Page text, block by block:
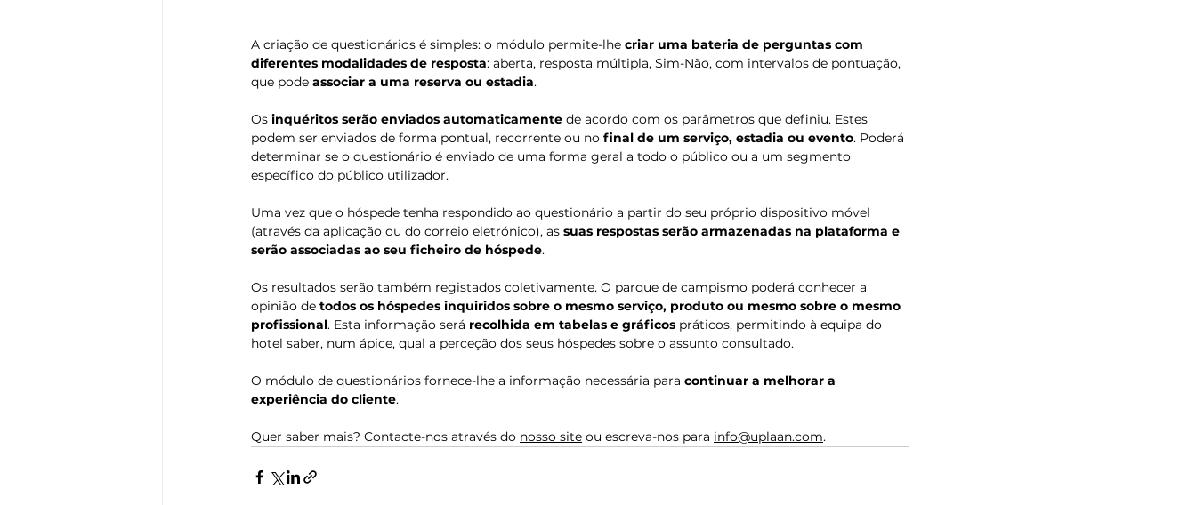
A criação de questionários é simples: o módulo permite-lhe criar uma bateria de perguntas com
diferentes modalidades de resposta: aberta, resposta múltipla, Sim-Não, com intervalos de pontuação,
que pode associar a uma reserva ou estadia.
Os inquéritos serão enviados automaticamente de acordo com os parâmetros que definiu. Estes
podem ser enviados de forma pontual, recorrente ou no final de um serviço, estadia ou evento. Poderá
determinar se o questionário é enviado de uma forma geral a todo o público ou a um segmento
específico do público utilizador.
Uma vez que o hóspede tenha respondido ao questionário a partir do seu próprio dispositivo móvel
(através da aplicação ou do correio eletrónico), as suas respostas serão armazenadas na plataforma e
serão associadas ao seu ficheiro de hóspede.
Os resultados serão também registados coletivamente. O parque de campismo poderá conhecer a
opinião de todos os hóspedes inquiridos sobre o mesmo serviço, produto ou mesmo sobre o mesmo
profissional. Esta informação será recolhida em tabelas e gráficos práticos, permitindo à equipa do
hotel saber, num ápice, qual a perceção dos seus hóspedes sobre o assunto consultado.
O módulo de questionários fornece-lhe a informação necessária para continuar a melhorar a
experiência do cliente.
Quer saber mais? Contacte-nos através do nosso site ou escreva-nos para info@uplaan.com.